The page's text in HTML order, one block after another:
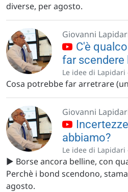
diverse, per agosto.
Giovanni
C'è
far scendere
Le idee di Lapidari
Cosa potrebbe far arretrare
Giovanni
abbiamo?
Le idee di Lapidari
▶️ Borse ancora belline, con
Perchè i bond scendono,
agosto.